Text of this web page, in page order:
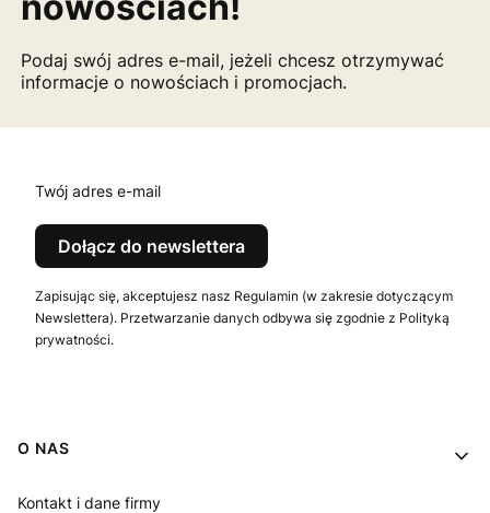
Podaj swój adres e-mail, jeżeli chcesz otrzymywać
informacje o nowościach i promocjach.
Twój adres e-mail
Dołącz do newslettera
Zapisując się, akceptujesz nasz Regulamin (w zakresie dotyczącym
Newslettera). Przetwarzanie danych odbywa się zgodnie z Polityką
prywatności.
Linki w stopce
O NAS
Kontakt i dane firmy